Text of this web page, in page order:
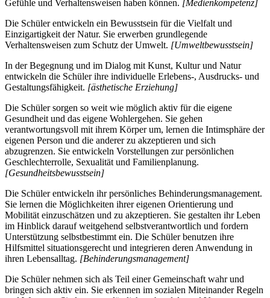
Gefühle und Verhaltensweisen haben können. [Medienkompetenz]
Die Schüler entwickeln ein Bewusstsein für die Vielfalt und
Einzigartigkeit der Natur. Sie erwerben grundlegende
Verhaltensweisen zum Schutz der Umwelt. [Umweltbewusstsein]
In der Begegnung und im Dialog mit Kunst, Kultur und Natur
entwickeln die Schüler ihre individuelle Erlebens-, Ausdrucks- und
Gestaltungsfähigkeit. [ästhetische Erziehung]
Die Schüler sorgen so weit wie möglich aktiv für die eigene
Gesundheit und das eigene Wohlergehen. Sie gehen
verantwortungsvoll mit ihrem Körper um, lernen die Intimsphäre der
eigenen Person und die anderer zu akzeptieren und sich
abzugrenzen. Sie entwickeln Vorstellungen zur persönlichen
Geschlechterrolle, Sexualität und Familienplanung.
[Gesundheitsbewusstsein]
Die Schüler entwickeln ihr persönliches Behinderungsmanagement.
Sie lernen die Möglichkeiten ihrer eigenen Orientierung und
Mobilität einzuschätzen und zu akzeptieren. Sie gestalten ihr Leben
im Hinblick darauf weitgehend selbstverantwortlich und fordern
Unterstützung selbstbestimmt ein. Die Schüler benutzen ihre
Hilfsmittel situationsgerecht und integrieren deren Anwendung in
ihren Lebensalltag. [Behinderungsmanagement]
Die Schüler nehmen sich als Teil einer Gemeinschaft wahr und
bringen sich aktiv ein. Sie erkennen im sozialen Miteinander Regeln